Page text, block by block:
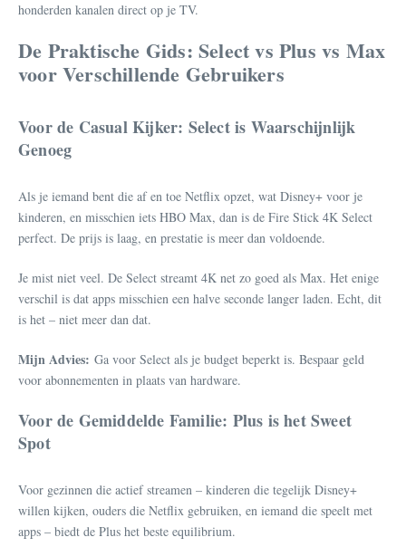
honderden kanalen direct op je TV.
De Praktische Gids: Select vs Plus vs Max
voor Verschillende Gebruikers
Voor de Casual Kijker: Select is Waarschijnlijk
Genoeg
Als je iemand bent die af en toe Netflix opzet, wat Disney+ voor je
kinderen, en misschien iets HBO Max, dan is de Fire Stick 4K Select
perfect. De prijs is laag, en prestatie is meer dan voldoende.
Je mist niet veel. De Select streamt 4K net zo goed als Max. Het enige
verschil is dat apps misschien een halve seconde langer laden. Echt, dit
is het – niet meer dan dat.
Mijn Advies: Ga voor Select als je budget beperkt is. Bespaar geld
voor abonnementen in plaats van hardware.
Voor de Gemiddelde Familie: Plus is het Sweet
Spot
Voor gezinnen die actief streamen – kinderen die tegelijk Disney+
willen kijken, ouders die Netflix gebruiken, en iemand die speelt met
apps – biedt de Plus het beste equilibrium.